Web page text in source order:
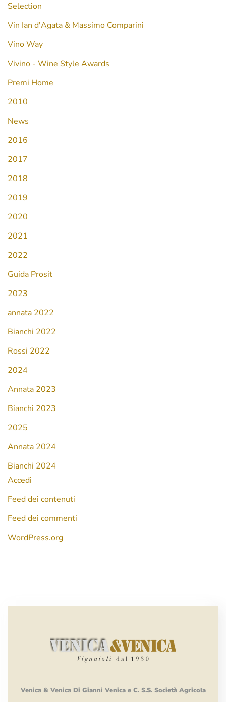
Selection
Vin Ian d'Agata & Massimo Comparini
Vino Way
Vivino - Wine Style Awards
Premi Home
2010
News
2016
2017
2018
2019
2020
2021
2022
Guida Prosit
2023
annata 2022
Bianchi 2022
Rossi 2022
2024
Annata 2023
Bianchi 2023
2025
Annata 2024
Bianchi 2024
Accedi
Feed dei contenuti
Feed dei commenti
WordPress.org
Venica & Venica Di Gianni Venica e C. S.S. Società Agricola